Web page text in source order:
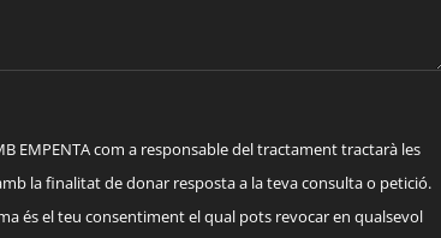
EMPENTA com a responsable del tractament tractarà les
la finalitat de donar resposta a la teva consulta o petició.
és el teu consentiment el qual pots revocar en qualsevol